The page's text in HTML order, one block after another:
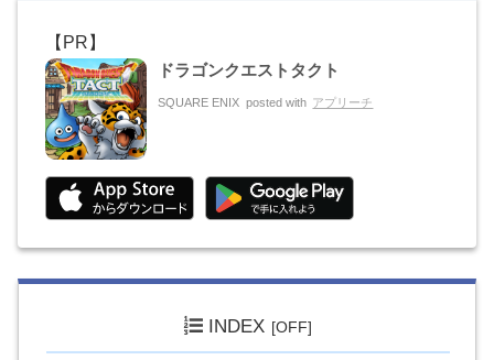
ドラゴンクエストタクト
SQUARE ENIX posted with アプリーチ
INDEX